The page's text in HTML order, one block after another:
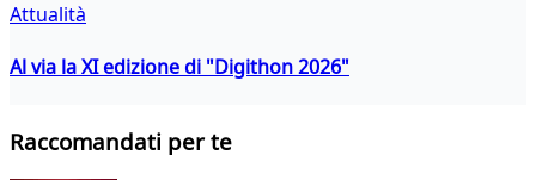
Attualità
Al via la XI edizione di "Digithon 2026"
Raccomandati per te